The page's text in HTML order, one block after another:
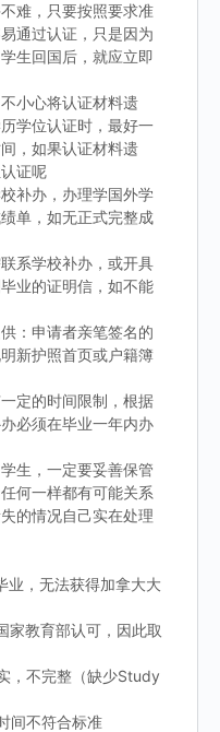
难，只要按照要求准
通过认证，只是因为
生回国后，就应立即
小心将认证材料遗
学位认证时，最好一
，如果认证材料遗
证呢
补办，办理学国外学
单，如无正式完整成
系学校补办，或开具
业的证明信，如不能
：申请者亲笔签名的
新护照首页或户籍簿
定的时间限制，根据
必须在毕业一年内办
生，一定要妥善保管
何一样都有可能关系
的情况自己实在处理
业，无法获得加拿大大
家教育部认可，因此取
，不完整（缺少Study
间不符合标准